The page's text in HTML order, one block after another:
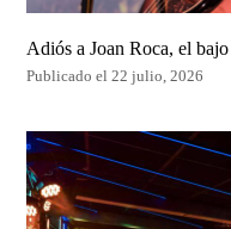
Adiós a Joan Roca, el
Publicado el 22 julio, 2026